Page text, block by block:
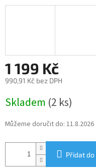
1 199 Kč
990,91 Kč bez DPH
cena:
Skladem (2 ks)
Můžeme doručit do: 11.8.2026
Přidat do